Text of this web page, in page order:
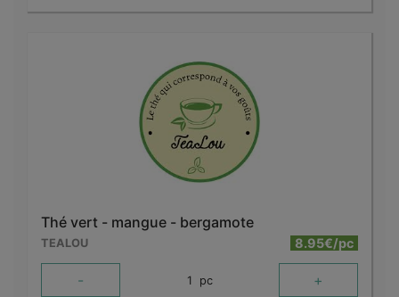
Thé vert - mangue - bergamote
TEALOU 8.95€/pc
- 1 pc +